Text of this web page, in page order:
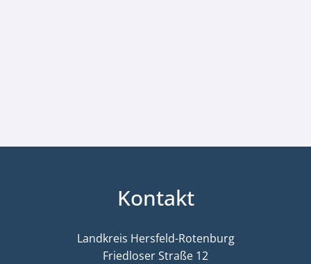
Kontakt
Landkreis Hersfeld-Rotenburg
Friedloser Straße 12